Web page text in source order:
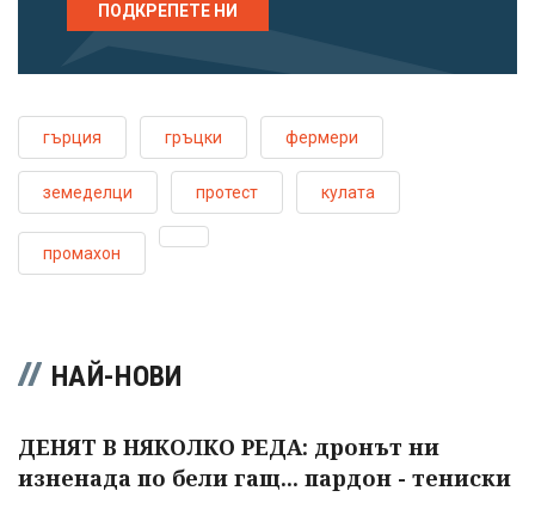
ПОДКРЕПЕТЕ НИ
гърция гръцки фермери
земеделци протест кулата
промахон
НАЙ-НОВИ
ДЕНЯТ В НЯКОЛКО РЕДА: дронът ни
изненада по бели гащ... пардон - тениски